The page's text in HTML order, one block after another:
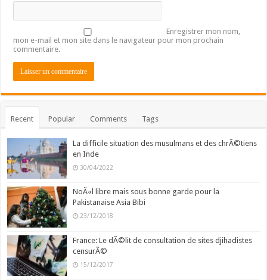
Enregistrer mon nom,
mon e-mail et mon site dans le navigateur pour mon prochain
commentaire.
Recent Popular Comments Tags
La difficile situation des musulmans et des chrÃ©tiens
en Inde
30/04/2022
NoÃ«l libre mais sous bonne garde pour la
Pakistanaise Asia Bibi
23/12/2018
France: Le dÃ©lit de consultation de sites djihadistes
censurÃ©
15/12/2017